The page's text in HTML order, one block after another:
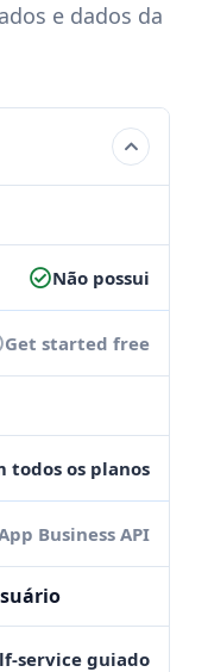
e dados da
Não possui
Get started free
todos os planos
Business API
service guiado